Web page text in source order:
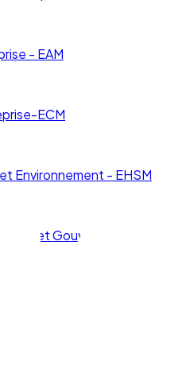
- EAM
ECM
Environnement - EHSM
et Gouvernance
d'entreprise - ESM